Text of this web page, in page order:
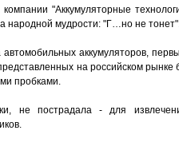
"Аккумуляторные
народной мудрости: "Г…но не
аккумуляторов,
на российском
пробками.
не пострадала - для